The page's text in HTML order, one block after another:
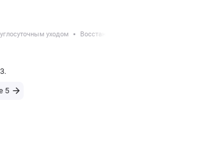
уходом Восстановление после операций
5